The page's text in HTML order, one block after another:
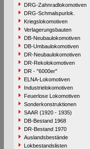
DRG-Zahnradlokomotiven
DRG-Schmalspurlok.
Kriegslokomotiven
Verlagerungsbauten
DB-Neubaulokomotiven
DB-Umbaulokomotiven
DR-Neubaulokomotiven
DR-Rekolokomotiven
DR - "6000er"
ELNA-Lokomotiven
Industrielokomotiven
Feuerlose Lokomotiven
Sonderkonstruktionen
SAAR (1920 - 1935)
DB-Bestand 1968
DR-Bestand 1970
Auslandsbestände
Lokbestandslisten